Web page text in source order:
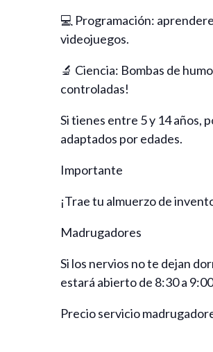
💻 Programación:
videojuegos.
‍🔬 Ciencia: Bombas de
controladas!
Si tienes entre 5 y 14 años,
adaptados por edades.
Importante
¡Trae tu almuerzo de
Madrugadores
Si los nervios no te dejan
estará abierto de 8:30 a
Precio servicio